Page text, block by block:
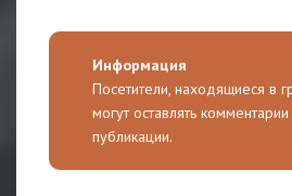
Информация
Посетители, находящиеся в
могут оставлять
публикации.